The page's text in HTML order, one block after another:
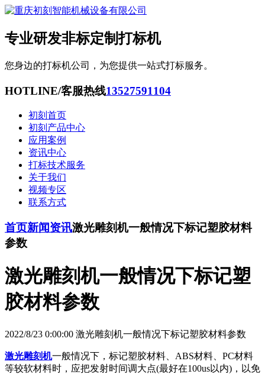
专业研发非标定制打标机
您身边的打标机公司，为您提供一站式打标服务。
HOTLINE/客服热线13527591104
初刻首页
初刻产品中心
应用案例
资讯中心
打标技术服务
关于我们
视频专区
联系方式
首页新闻资讯激光雕刻机一般情况下标记塑胶材料
参数
激光雕刻机一般情况下标记塑
胶材料参数
2022/8/23 0:00:00 激光雕刻机一般情况下标记塑胶材料参数
激光雕刻机一般情况下，标记塑胶材料、ABS材料、PC材料
等较软材料时，应把发射时间调大点(最好在100us以内)，以免